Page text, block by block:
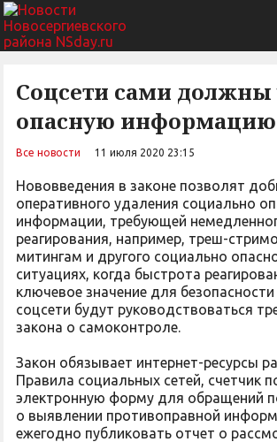
Соцсети сами должны
опасную информацию
Все новости 11 июля 2020 23:15
Нововведения в законе позволят
оперативного удаления социально
информации, требующей
реагирования, например, треш-
митингам и другого социально
ситуациях, когда быстрота
ключевое значение для
соцсети будут руководствоваться
закона о самоконтроле.
Закон обязывает интернет-ресурсы
Правила социальных сетей, счетчик
электронную форму для обращений
о выявлении противоправной
ежегодно публиковать отчет о